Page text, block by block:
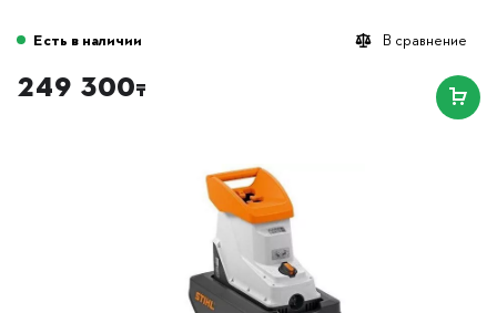
В сравнение
Есть в наличии
249 300₸